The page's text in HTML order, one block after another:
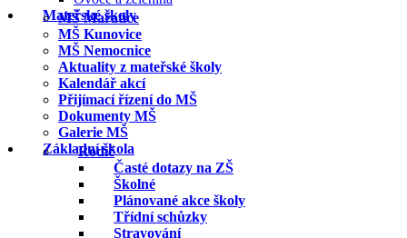
Mateřské školy
MŠ Mařatice
MŠ Kunovice
MŠ Nemocnice
Aktuality z mateřské školy
Kalendář akcí
Přijímací řízení do MŠ
Dokumenty MŠ
Galerie MŠ
Základní škola
Rodič
Časté dotazy na ZŠ
Školné
Plánované akce školy
Třídní schůzky
Stravování